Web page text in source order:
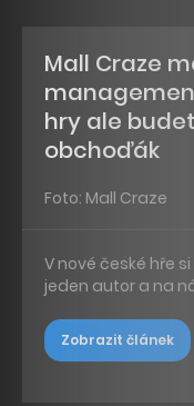
Mall Craze
hry ale
obchoďák
Foto: Mall Craze
V nové české hře
jeden autor a na
Zobrazit článek